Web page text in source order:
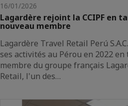
16/01/2026
Lagardère rejoint la CCIPF en
nouveau membre
Lagardère Travel Retail Perú
ses activités au Pérou en 2022 en
membre du groupe français
Retail, l'un des…